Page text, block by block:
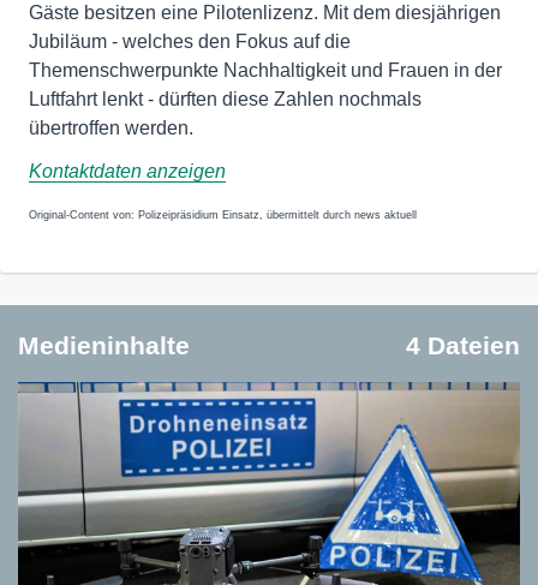
Gäste besitzen eine Pilotenlizenz. Mit dem diesjährigen
Jubiläum - welches den Fokus auf die
Themenschwerpunkte Nachhaltigkeit und Frauen in der
Luftfahrt lenkt - dürften diese Zahlen nochmals
übertroffen werden.
Kontaktdaten anzeigen
Original-Content von: Polizeipräsidium Einsatz, übermittelt durch news aktuell
Medieninhalte 4 Dateien